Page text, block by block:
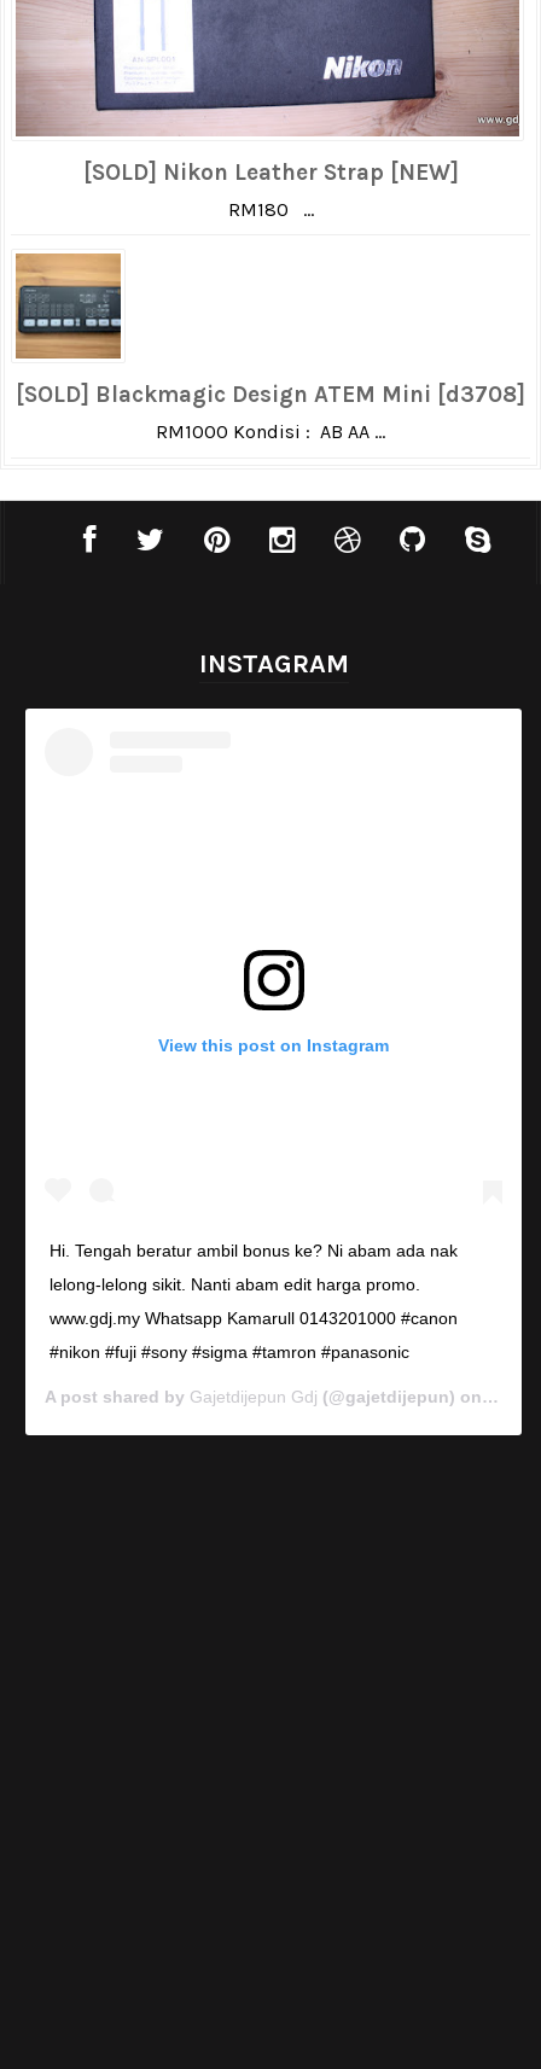
[SOLD] Nikon Leather Strap [NEW]
RM180 ...
[SOLD] Blackmagic Design ATEM Mini [d3708]
RM1000 Kondisi : AB AA ...
INSTAGRAM
View this post on Instagram
Hi. Tengah beratur ambil bonus ke? Ni abam ada nak
lelong-lelong sikit. Nanti abam edit harga promo.
www.gdj.my Whatsapp Kamarull 0143201000 #canon
#nikon #fuji #sony #sigma #tamron #panasonic
A post shared by Gajetdijepun Gdj (@gajetdijepun) on Jan 7,